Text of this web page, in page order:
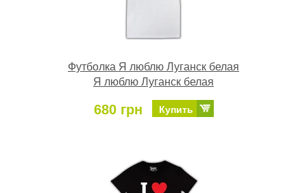
Футболка Я люблю Луганск белая
Я люблю Луганск белая
680 грн Купить